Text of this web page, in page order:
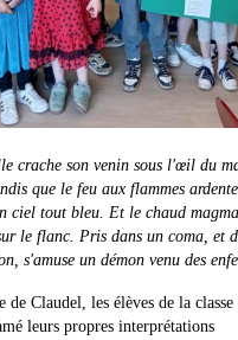
crache son venin sous l'œil du
que le feu aux flammes
ciel tout bleu. Et le chaud
le flanc. Pris dans un coma, et
s'amuse un démon venu des
de Claudel, les élèves de la
leurs propres interprétations